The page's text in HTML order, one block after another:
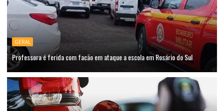
GERAL
Professora é ferida com facão em ataque a escola em Rosário do Sul